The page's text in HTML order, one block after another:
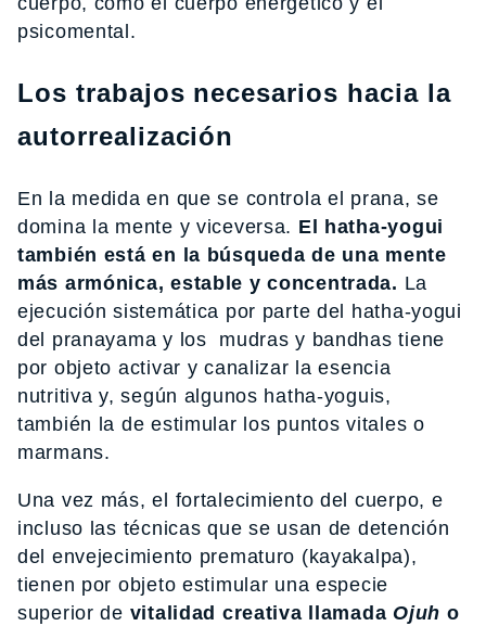
psicomental.
Los trabajos necesarios hacia la
autorrealización
En la medida en que se controla el prana, se
domina la mente y viceversa. El hatha-yogui
también está en la búsqueda de una mente
más armónica, estable y concentrada. La
ejecución sistemática por parte del hatha-yogui
del pranayama y los mudras y bandhas tiene
por objeto activar y canalizar la esencia
nutritiva y, según algunos hatha-yoguis,
también la de estimular los puntos vitales o
marmans.
Una vez más, el fortalecimiento del cuerpo, e
incluso las técnicas que se usan de detención
del envejecimiento prematuro (kayakalpa),
tienen por objeto estimular una especie
superior de vitalidad creativa llamada Ojuh o